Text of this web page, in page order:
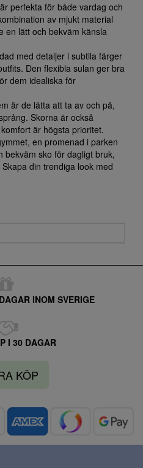
perfekta för både vardag och
av mjukt material
en lätt och bekväm känsla
med detaljer i subtila färger
Den flexibla sulan ger bra
dem idealiska för
är de lätta att ta av och på,
Skorna är också
är högsta prioritet.
en promenad i parken
bekväm sko för dagligt bruk,
din trendiga look med
INOM SVERIGE
I 30 DAGAR
KÖP